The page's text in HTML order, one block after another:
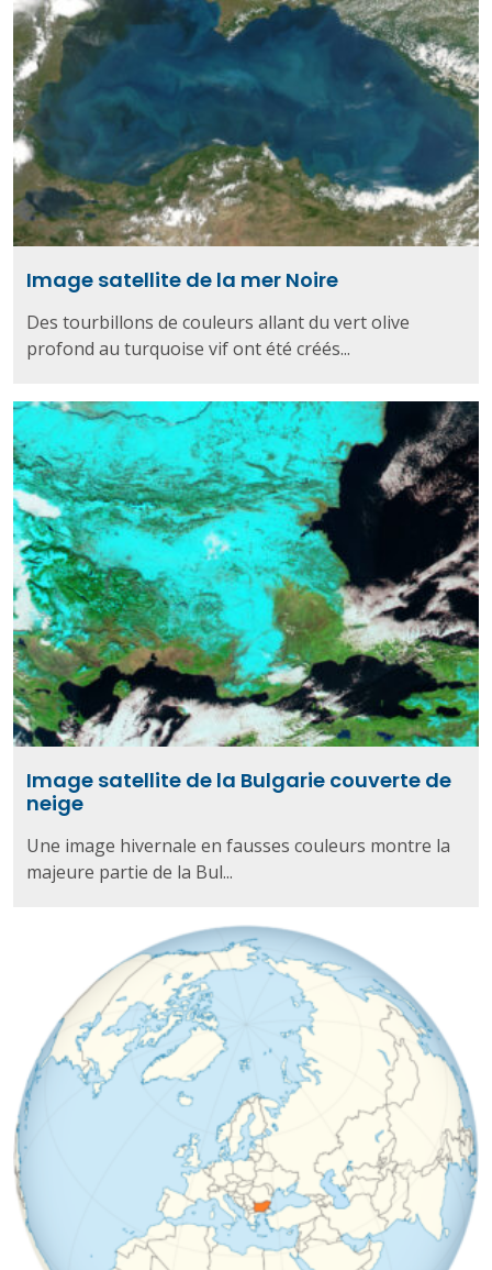
Image satellite de la mer Noire
Des tourbillons de couleurs allant du vert olive
profond au turquoise vif ont été créés...
Image satellite de la Bulgarie couverte de
neige
Une image hivernale en fausses couleurs montre la
majeure partie de la Bul...